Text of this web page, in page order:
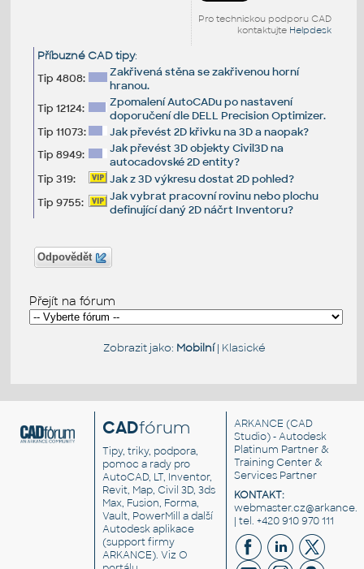
Pro technickou podporu CAD
kontaktujte Helpdesk
Příbuzné CAD tipy:
Tip 4808:
Zakřivená stěna se zakřivenou horní
hranou.
Tip 12124:
Zpomalení AutoCADu po nastavení
doporučení dle DELL Precision Optimizer.
Tip 11073:
Jak převést 2D křivku na 3D a naopak?
Tip 8949:
Jak převést 3D objekty Civil3D na
autocadovské 2D entity?
Tip 319:
Jak z 3D výkresu dostat 2D pohled?
Tip 9755:
Jak vybrat pracovní rovinu nebo plochu
definující daný 2D náčrt Inventoru?
Odpovědět
Přejít na fórum
Zobrazit jako: Mobilní| Klasické
CADfórum
Tipy, triky, podpora,
pomoc a rady pro
AutoCAD, LT, Inventor,
Revit, Map, Civil 3D, 3ds
Max, Fusion, Forma,
Vault, PowerMill a další
Autodesk aplikace
(support firmy
ARKANCE). VizO
ARKANCE (CAD
Studio) - Autodesk
Platinum Partner &
Training Center &
Services Partner
KONTAKT:
| tel. +420 910 970 111